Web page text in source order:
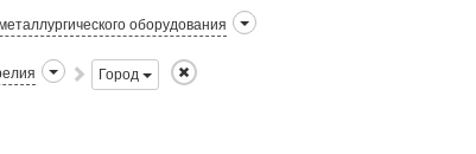
оборудования
Город